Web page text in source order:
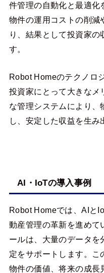
件管理の自動化と最適化
物件の運用コストの削減
り、結果として投資家の
す。
Robot Homeのテクノロ
投資家にとって大きなメ
な管理システムにより、
し、安定した収益を生み
AI・IoTの導入事例
Robot Homeでは、AIと
動産管理の革新を進めて
ールは、大量のデータを
定をサポートします。こ
物件の価値、将来の成長